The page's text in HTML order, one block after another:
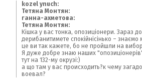
kozel ynuch:
Тетяна Монтян:
ганна-ахметова:
Тетяна Монтян:
Кішка у вас тонка, опозиціонери. Зараз
дерибанитимете спокійнісінько – знаємо
це ви так кажете, бо не пройшли на
Я дуже добре знаю наших
тут на 132-му окрузі:)
а що там у вас происходить?к чему
воевал?